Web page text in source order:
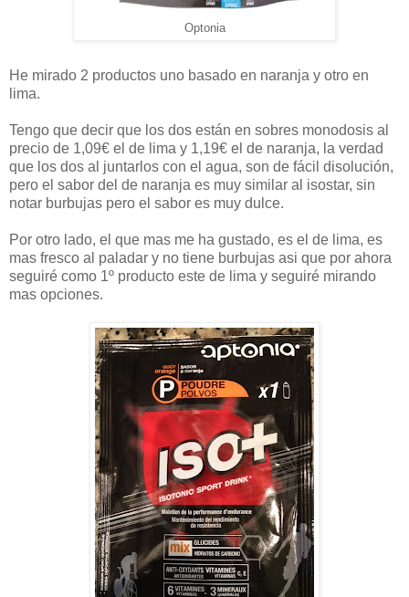
Optonia
He mirado 2 productos uno basado en naranja y otro en
lima.
Tengo que decir que los dos están en sobres monodosis al
precio de 1,09€ el de lima y 1,19€ el de naranja, la verdad
que los dos al juntarlos con el agua, son de fácil disolución,
pero el sabor del de naranja es muy similar al isostar, sin
notar burbujas pero el sabor es muy dulce.
Por otro lado, el que mas me ha gustado, es el de lima, es
mas fresco al paladar y no tiene burbujas asi que por ahora
seguiré como 1º producto este de lima y seguiré mirando
mas opciones.